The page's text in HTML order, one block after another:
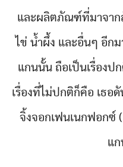
และผลิตภัณฑ์ที่มาจาก
ไข่ น้ำผึ้ง และอื่นๆ อีก
แกนนั้น ถือเป็นเรื่องป
เรื่องที่ไม่ปกติก็คือ เธอ
จิ้งจอกเฟนเนกฟอกซ์
แก